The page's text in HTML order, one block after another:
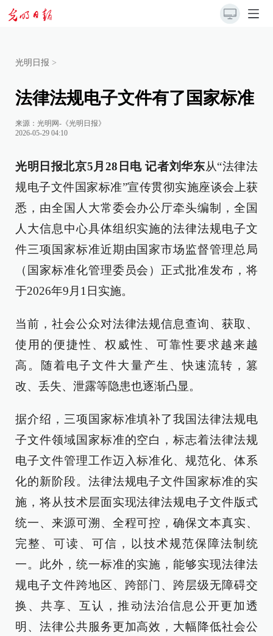
光明日报 >
法律法规电子文件有了国家标准
来源： 光明网-《光明日报》
2026-05-29 04:10
光明日报北京5月28日电 记者刘华东从“法律法
规电子文件国家标准”宣传贯彻实施座谈会上获
悉，由全国人大常委会办公厅牵头编制，全国
人大信息中心具体组织实施的法律法规电子文
件三项国家标准近期由国家市场监督管理总局
（国家标准化管理委员会）正式批准发布，将
于2026年9月1日实施。
当前，社会公众对法律法规信息查询、获取、
使用的便捷性、权威性、可靠性要求越来越
高。随着电子文件大量产生、快速流转，篡
改、丢失、泄露等隐患也逐渐凸显。
据介绍，三项国家标准填补了我国法律法规电
子文件领域国家标准的空白，标志着法律法规
电子文件管理工作迈入标准化、规范化、体系
化的新阶段。法律法规电子文件国家标准的实
施，将从技术层面实现法律法规电子文件版式
统一、来源可溯、全程可控，确保文本真实、
完整、可读、可信，以技术规范保障法制统
一。此外，统一标准的实施，能够实现法律法
规电子文件跨地区、跨部门、跨层级无障碍交
换、共享、互认，推动法治信息公开更加透
明、法律公共服务更加高效，大幅降低社会公